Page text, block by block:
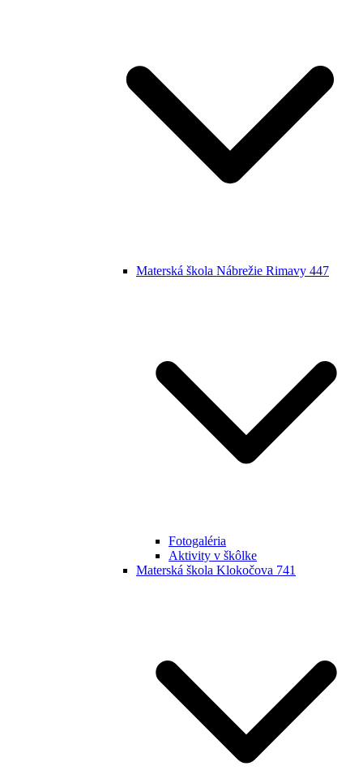
Materská škola Nábrežie Rimavy 447
Fotogaléria
Aktivity v škôlke
Materská škola Klokočova 741